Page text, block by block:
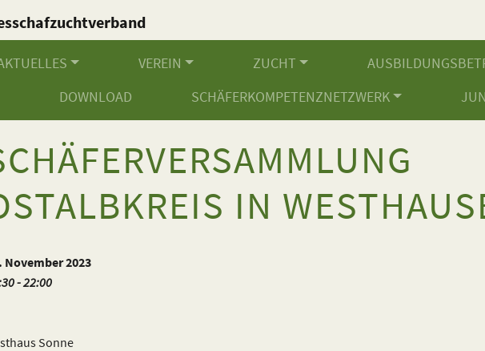
Württemberg e.V.
VEREIN ZUCHT
DOWNLOAD
SCHÄFERKOMPETENZNETZWERK
IN
November 2023
- 22:00
Sonne